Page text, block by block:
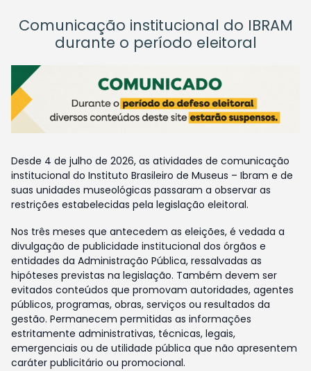
Comunicação institucional do IBRAM
durante o período eleitoral
Desde 4 de julho de 2026, as atividades de comunicação
institucional do Instituto Brasileiro de Museus – Ibram e de
suas unidades museológicas passaram a observar as
restrições estabelecidas pela legislação eleitoral.
Nos três meses que antecedem as eleições, é vedada a
divulgação de publicidade institucional dos órgãos e
entidades da Administração Pública, ressalvadas as
hipóteses previstas na legislação. Também devem ser
evitados conteúdos que promovam autoridades, agentes
públicos, programas, obras, serviços ou resultados da
gestão. Permanecem permitidas as informações
estritamente administrativas, técnicas, legais,
emergenciais ou de utilidade pública que não apresentem
caráter publicitário ou promocional.